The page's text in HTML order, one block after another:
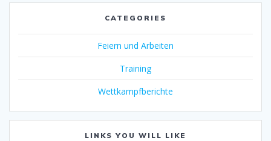
CATEGORIES
Feiern und Arbeiten
Training
Wettkampfberichte
LINKS YOU WILL LIKE